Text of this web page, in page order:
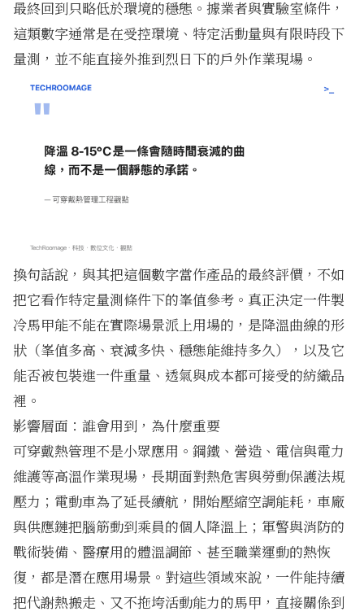
最終回到只略低於環境的穩態。據業者與實驗室條件，
這類數字通常是在受控環境、特定活動量與有限時段下
量測，並不能直接外推到烈日下的戶外作業現場。
換句話說，與其把這個數字當作產品的最終評價，不如
把它看作特定量測條件下的峯值參考。真正決定一件製
冷馬甲能不能在實際場景派上用場的，是降溫曲線的形
狀（峯值多高、衰減多快、穩態能維持多久），以及它
能否被包裝進一件重量、透氣與成本都可接受的紡織品
裡。
影響層面：誰會用到，為什麼重要
可穿戴熱管理不是小眾應用。鋼鐵、營造、電信與電力
維護等高溫作業現場，長期面對熱危害與勞動保護法規
壓力；電動車為了延長續航，開始壓縮空調能耗，車廠
與供應鏈把腦筋動到乘員的個人降溫上；軍警與消防的
戰術裝備、醫療用的體溫調節、甚至職業運動的熱恢
復，都是潛在應用場景。對這些領域來說，一件能持續
把代謝熱搬走、又不拖垮活動能力的馬甲，直接關係到